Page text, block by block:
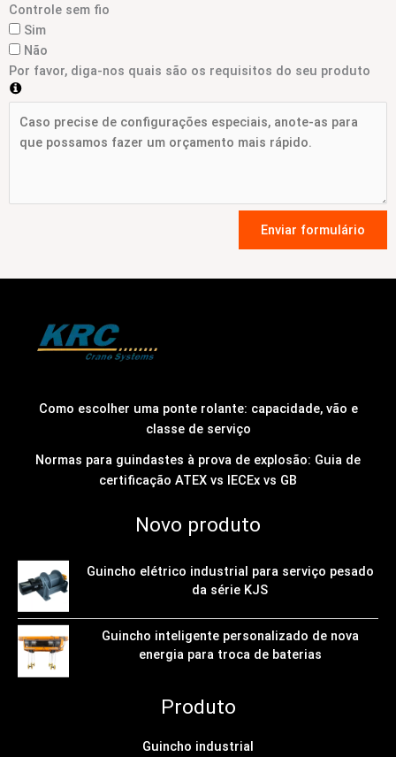
Controle sem fio
Sim
Não
Por favor, diga-nos quais são os requisitos do seu produto
Enviar formulário
Como escolher uma ponte rolante: capacidade, vão e
classe de serviço
Normas para guindastes à prova de explosão: Guia de
certificação ATEX vs IECEx vs GB
Novo produto
Guincho elétrico industrial para serviço pesado
da série KJS
Guincho inteligente personalizado de nova
energia para troca de baterias
Produto
Guincho industrial